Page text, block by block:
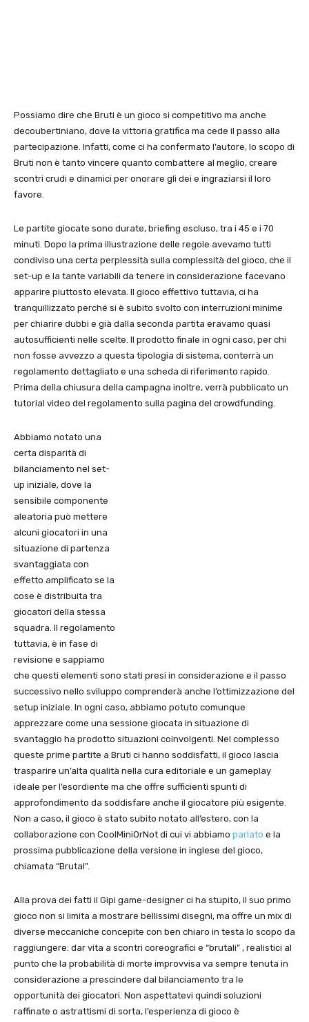
Possiamo dire che Bruti è un gioco si competitivo ma anche
decoubertiniano, dove la vittoria gratifica ma cede il passo alla
partecipazione. Infatti, come ci ha confermato l’autore, lo scopo di
Bruti non è tanto vincere quanto combattere al meglio, creare
scontri crudi e dinamici per onorare gli dei e ingraziarsi il loro
favore.
Le partite giocate sono durate, briefing escluso, tra i 45 e i 70
minuti. Dopo la prima illustrazione delle regole avevamo tutti
condiviso una certa perplessità sulla complessità del gioco, che il
set-up e la tante variabili da tenere in considerazione facevano
apparire piuttosto elevata. Il gioco effettivo tuttavia, ci ha
tranquillizzato perché si è subito svolto con interruzioni minime
per chiarire dubbi e già dalla seconda partita eravamo quasi
autosufficienti nelle scelte. Il prodotto finale in ogni caso, per chi
non fosse avvezzo a questa tipologia di sistema, conterrà un
regolamento dettagliato e una scheda di riferimento rapido.
Prima della chiusura della campagna inoltre, verrà pubblicato un
tutorial video del regolamento sulla pagina del crowdfunding.
Abbiamo notato una
certa disparità di
bilanciamento nel set-
up iniziale, dove la
sensibile componente
aleatoria può mettere
alcuni giocatori in una
situazione di partenza
svantaggiata con
effetto amplificato se la
cose è distribuita tra
giocatori della stessa
squadra. Il regolamento
tuttavia, è in fase di
revisione e sappiamo
che questi elementi sono stati presi in considerazione e il passo
successivo nello sviluppo comprenderà anche l’ottimizzazione del
setup iniziale. In ogni caso, abbiamo potuto comunque
apprezzare come una sessione giocata in situazione di
svantaggio ha prodotto situazioni coinvolgenti. Nel complesso
queste prime partite a Bruti ci hanno soddisfatti, il gioco lascia
trasparire un’alta qualità nella cura editoriale e un gameplay
ideale per l’esordiente ma che offre sufficienti spunti di
approfondimento da soddisfare anche il giocatore più esigente.
Non a caso, il gioco è stato subito notato all’estero, con la
collaborazione con CoolMiniOrNot di cui vi abbiamo parlato e la
prossima pubblicazione della versione in inglese del gioco,
chiamata “Brutal”.
Alla prova dei fatti il Gipi game-designer ci ha stupito, il suo primo
gioco non si limita a mostrare bellissimi disegni, ma offre un mix di
diverse meccaniche concepite con ben chiaro in testa lo scopo da
raggiungere: dar vita a scontri coreografici e “brutali” , realistici al
punto che la probabilità di morte improvvisa va sempre tenuta in
considerazione a prescindere dal bilanciamento tra le
opportunità dei giocatori. Non aspettatevi quindi soluzioni
raffinate o astrattismi di sorta, l’esperienza di gioco è